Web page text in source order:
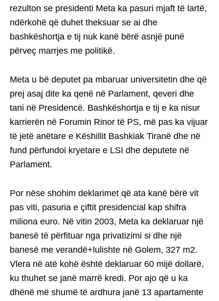
rezulton se presidenti Meta ka pasuri mjaft të lartë,
ndërkohë që duhet theksuar se ai dhe
bashkëshortja e tij nuk kanë bërë asnjë punë
përveç marrjes me politikë.
Meta u bë deputet pa mbaruar universitetin dhe që
prej asaj dite ka qenë në Parlament, qeveri dhe
tani në Presidencë. Bashkëshortja e tij e ka nisur
karrierën në Forumin Rinor të PS, më pas ka vijuar
të jetë anëtare e Këshillit Bashkiak Tiranë dhe në
fund përfundoi kryetare e LSI dhe deputete në
Parlament.
Por nëse shohim deklarimet që ata kanë bërë vit
pas viti, pasuria e çiftit presidencial kap shifra
miliona euro. Në vitin 2003, Meta ka deklaruar një
banesë të përfituar nga privatizimi si dhe një
banesë me verandë+lulishte në Golem, 327 m2.
Vlera në atë kohë është deklaruar 60 mijë dollarë,
ku thuhet se janë marrë kredi. Por ajo që u ka
dhënë më shumë të ardhura janë 13 apartamente